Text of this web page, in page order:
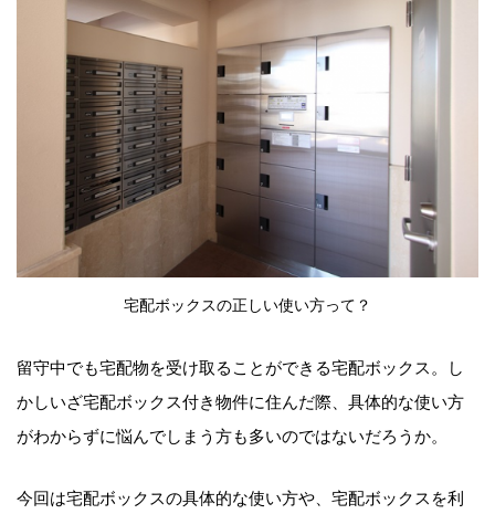
宅配ボックスの正しい使い方って？
留守中でも宅配物を受け取ることができる宅配ボックス。し
かしいざ宅配ボックス付き物件に住んだ際、具体的な使い方
がわからずに悩んでしまう方も多いのではないだろうか。
今回は宅配ボックスの具体的な使い方や、宅配ボックスを利